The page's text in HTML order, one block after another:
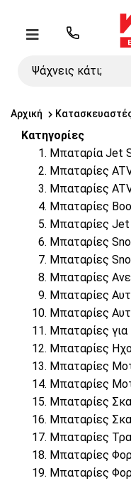
Μενού
Ψάχνεις
Αρχική
Κατηγορίες
Μπαταρία Jet
Μπαταρίες
Μπαταρίες
Μπαταρίες
Μπαταρίες Jet
Μπαταρίες
Μπαταρίες
Μπαταρίες
Μπαταρίες
Μπαταρίες
Μπαταρίες για
Μπαταρίες
Μπαταρίες
Μπαταρίες
Μπαταρίες
Μπαταρίες
Μπαταρίες
Μπαταρίες
Μπαταρίες